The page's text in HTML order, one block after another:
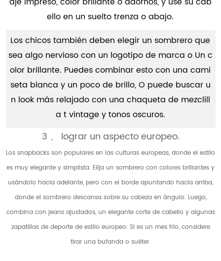
ello en un suelto trenza o abajo.
Los chicos también deben elegir un sombrero que
sea algo nervioso con un logotipo de marca o Un c
olor brillante. Puedes combinar esto con una cami
seta blanca y un poco de brillo, O puede buscar u
n look más relajado con una chaqueta de mezclill
a t vintage y tonos oscuros.
3 、 lograr un aspecto europeo.
Los snapbacks son populares en las culturas europeas, donde el estilo
es muy elegante y simplista. Elija un sombrero con colores brillantes y
usándolo hacia adelante, pero con el borde apuntando hacia arriba,
donde el sombrero descansa sobre su cabeza en ángulo. Luego,
combina con jeans ajustados, un elegante corte de cabello y algunas
zapatillas de deporte de estilo europeo. Si es un mes frío, considere
tirar una bufanda o suéter.